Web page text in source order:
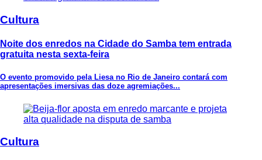
Cultura
Noite dos enredos na Cidade do Samba tem entrada
gratuita nesta sexta-feira
O evento promovido pela Liesa no Rio de Janeiro contará com
apresentações imersivas das doze agremiações...
Cultura